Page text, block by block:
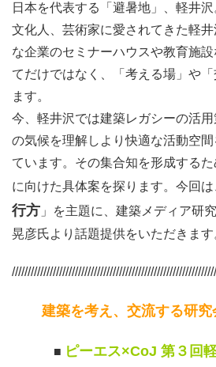
日本を代表する「避暑地」、軽井沢
文化人、芸術家に愛されてきた軽
な企業のセミナーハウスや教育施
てだけではなく、「考える場」や
ます。
今、軽井沢では建築レガシーの活
の気候を理解しより快適な活動空
ています。その集合知を形成する
に向けた具体案を探ります。今回は
行方 」を主題に、建築メディア研
晃彦氏より話題提供をいただきます
建築を考え、交流する研
■ ピーエス×CoJ 第３回